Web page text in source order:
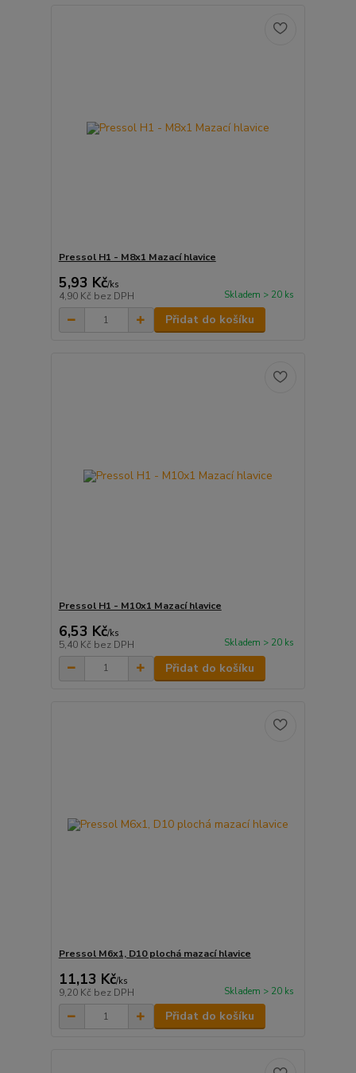
Pressol H1 - M8x1 Mazací hlavice
5,93 Kč/ks
4,90 Kč bez DPH Skladem > 20 ks
Přidat do košíku
Pressol H1 - M10x1 Mazací hlavice
6,53 Kč/ks
5,40 Kč bez DPH Skladem > 20 ks
Přidat do košíku
Pressol M6x1, D10 plochá mazací hlavice
11,13 Kč/ks
9,20 Kč bez DPH Skladem > 20 ks
Přidat do košíku